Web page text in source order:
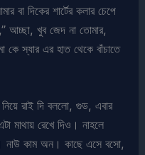
দিকের শার্টের কলার চেপে
আচ্ছা, খুব জেদ না তোমার,
কে স্যার এর হাত থেকে বাঁচাতে
রাই দি বললো, গুড, এবার
মাথায় রেখে দিও। নাহলে
নাউ কাম অন। কাছে এসে বসো,